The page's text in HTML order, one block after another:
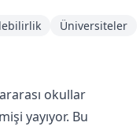
Üniversiteler
okullar
yayıyor. Bu